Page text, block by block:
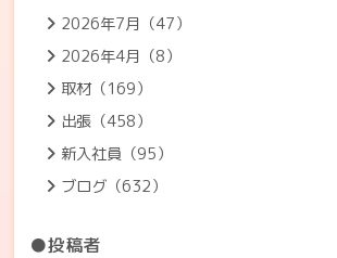
2026年7月（47）
2026年4月（8）
取材（169）
出張（458）
新入社員（95）
ブログ（632）
●投稿者